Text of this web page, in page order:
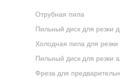
Отрубная пила
Пильный диск для резки
Холодная пила для резки
Пильный диск для резки
Фреза для